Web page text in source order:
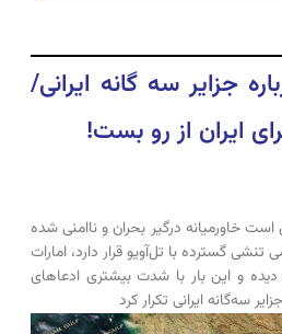
جزایر سه‌ گانه ایرانی/
ایران از رو بست!
خاورمیانه درگیر بحران و ناامنی شده
گسترده با تل‌آویو قرار دارد، امارات
و این بار با شدت بیشتری ادعا‌های
سه‌گانه ایرانی تکرار کرد